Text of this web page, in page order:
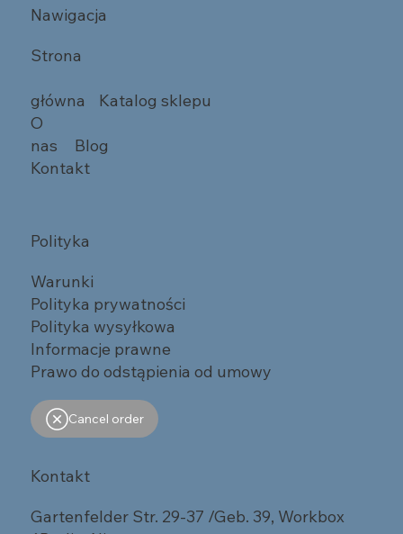
Nawigacja
Strona
główna
Katalog sklepu
O
nas
Blog
Kontakt
Polityka
Warunki
Polityka prywatności
Polityka wysyłkowa
Informacje prawne
Prawo do odstąpienia od umowy
Cancel order
Kontakt
Gartenfelder Str. 29-37 /Geb. 39, Workbox